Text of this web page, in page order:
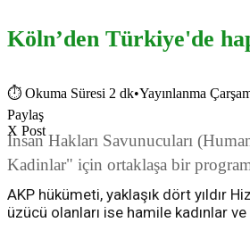
Köln’den Türkiye'de
⏱ Okuma Süresi 2 dk•Yayınlanma
Paylaş
X Post
İnsan Hakları Savunucuları
Kadinlar" için ortaklaşa bir
AKP hükümeti, yaklaşık dört yıldır
üzücü olanları ise hamile kadınlar